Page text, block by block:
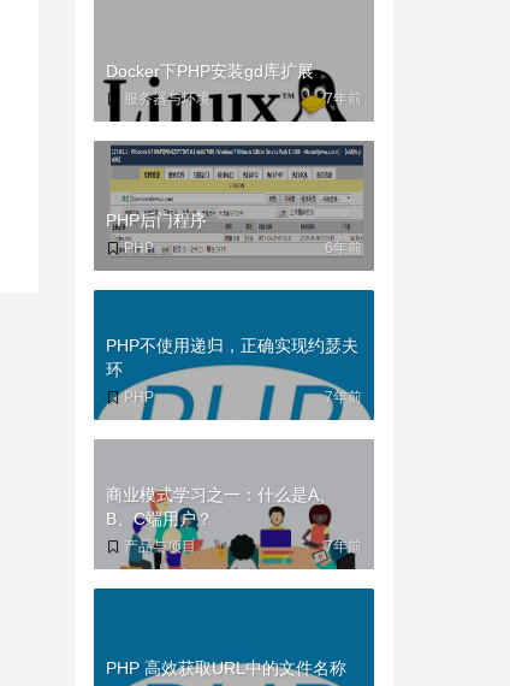
Docker下PHP安装gd库扩展
服务器与环境 7年前
PHP后门程序
PHP 6年前
PHP不使用递归，正确实现约瑟夫
环
PHP 7年前
商业模式学习之一：什么是A、
B、C端用户？
产品与项目 7年前
PHP 高效获取URL中的文件名称